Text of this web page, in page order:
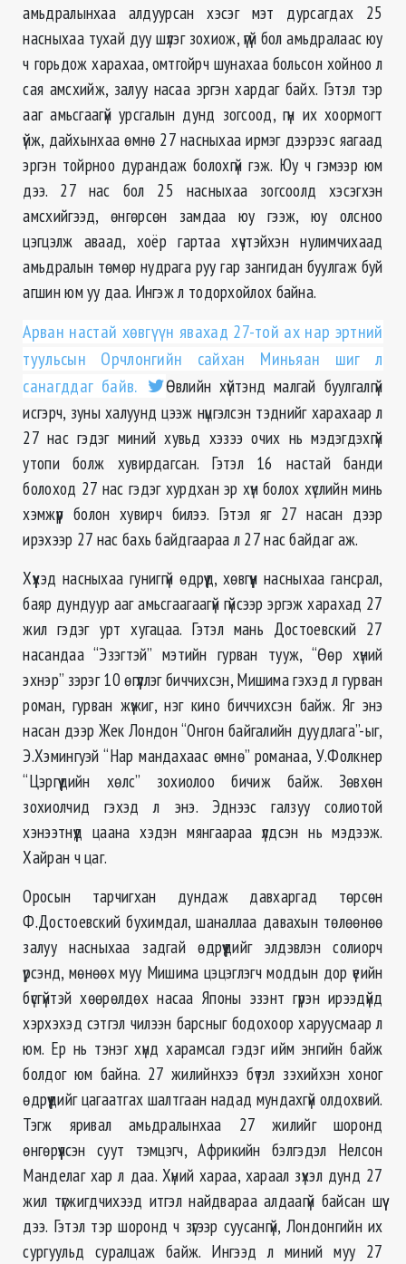
амьдралынхаа алдуурсан хэсэг мэт дурсагдах 25
насныхаа тухай дуу шүлэг зохиож, үгүй бол амьдралаас юу
ч горьдож харахаа, омтгойрч шунахаа больсон хойноо л
сая амсхийж, залуу насаа эргэн хардаг байх. Гэтэл тэр
ааг амьсгаагүй урсгалын дунд зогсоод, гүн их хоормогт
үйж, дайхынхаа өмнө 27 насныхаа ирмэг дээрээс яагаад
эргэн тойрноо дурандаж болохгүй гэж. Юу ч гэмээр юм
дээ. 27 нас бол 25 насныхаа зогсоолд хэсэгхэн
амсхийгээд, өнгөрсөн замдаа юу гээж, юу олсноо
цэгцэлж аваад, хоёр гартаа хүчтэйхэн нулимчихаад
амьдралын төмөр нудрага руу гар зангидан буулгаж буй
агшин юм уу даа. Ингэж л тодорхойлох байна.
Арван настай хөвгүүн явахад 27-той ах нар эртний
туульсын Орчлонгийн сайхан Миньяан шиг л
санагддаг байв.
Өвлийн хүйтэнд малгай буулгалгүй
исгэрч, зуны халуунд цээж нүцгэлсэн тэднийг харахаар л
27 нас гэдэг миний хувьд хэзээ очих нь мэдэгдэхгүй
утопи болж хувирдагсан. Гэтэл 16 настай банди
болоход 27 нас гэдэг хурдхан эр хүн болох хүслийн минь
хэмжүүр болон хувирч билээ. Гэтэл яг 27 насан дээр
ирэхээр 27 нас бахь байдгаараа л 27 нас байдаг аж.
Хүүхэд насныхаа гуниггүй өдрүүд, хөвгүүн насныхаа гансрал,
баяр дундуур ааг амьсгаагаагүй гүйсээр эргэж харахад 27
жил гэдэг урт хугацаа. Гэтэл мань Достоевский 27
насандаа “Эзэгтэй” мэтийн гурван тууж, “Өөр хүний
эхнэр” зэрэг 10 өгүүллэг биччихсэн, Мишима гэхэд л гурван
роман, гурван жүжиг, нэг кино биччихсэн байж. Яг энэ
насан дээр Жек Лондон “Онгон байгалийн дуудлага”-ыг,
Э.Хэмингуэй “Нар мандахаас өмнө” романаа, У.Фолкнер
“Цэргүүдийн хөлс” зохиолоо бичиж байж. Зөвхөн
зохиолчид гэхэд л энэ. Эднээс галзуу солиотой
хэнээтнүүд цаана хэдэн мянгаараа үлдсэн нь мэдээж.
Хайран ч цаг.
Оросын тарчигхан дундаж давхаргад төрсөн
Ф.Достоевский бухимдал, шаналлаа давахын төлөөнөө
залуу насныхаа задгай өдрүүдийг элдэвлэн солиорч
үрсэнд, мөнөөх муу Мишима цэцэглэгч моддын дор үеийн
бүсгүйтэй хөөрөлдөх насаа Японы эзэнт гүрэн ирээдүйд
хэрхэхэд сэтгэл чилээн барсныг бодохоор харуусмаар л
юм. Ер нь тэнэг хүнд харамсал гэдэг ийм энгийн байж
болдог юм байна. 27 жилийнхээ бүтэл зэхийхэн хоног
өдрүүдийг цагаатгах шалтгаан надад мундахгүй олдохвий.
Тэгж яривал амьдралынхаа 27 жилийг шоронд
өнгөрүүлсэн суут тэмцэгч, Африкийн бэлгэдэл Нелсон
Манделаг хар л даа. Хүний хараа, хараал зүхэл дунд 27
жил түгжигдчихээд итгэл найдвараа алдаагүй байсан шүү
дээ. Гэтэл тэр шоронд ч зүгээр суусангүй, Лондонгийн их
сургуульд суралцаж байж. Ингээд л миний муу 27